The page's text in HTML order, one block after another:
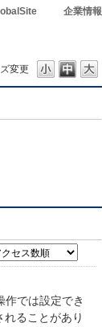
企業情報
変更
作では設定でき
ることがあり